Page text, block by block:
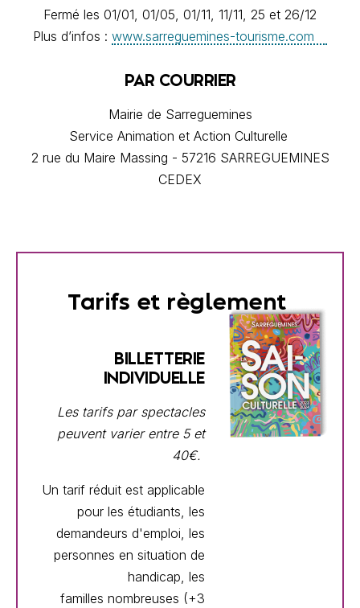
Fermé les 01/01, 01/05, 01/11, 11/11, 25 et 26/12
Plus d’infos : www.sarreguemines-tourisme.com
PAR COURRIER
Mairie de Sarreguemines
Service Animation et Action Culturelle
2 rue du Maire Massing - 57216 SARREGUEMINES
CEDEX
Tarifs et règlement
BILLETTERIE
INDIVIDUELLE
Les tarifs par spectacles
peuvent varier entre 5 et
40€.
Un tarif réduit est applicable
pour les étudiants, les
demandeurs d'emploi, les
personnes en situation de
handicap, les
familles nombreuses (+3